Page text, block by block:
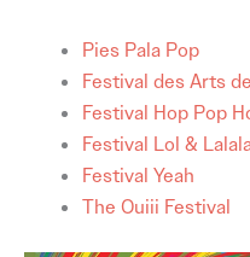
Pies Pala Pop
Festival des Arts
Festival Hop Pop
Festival Lol &
Festival Yeah
The Ouiii Festival